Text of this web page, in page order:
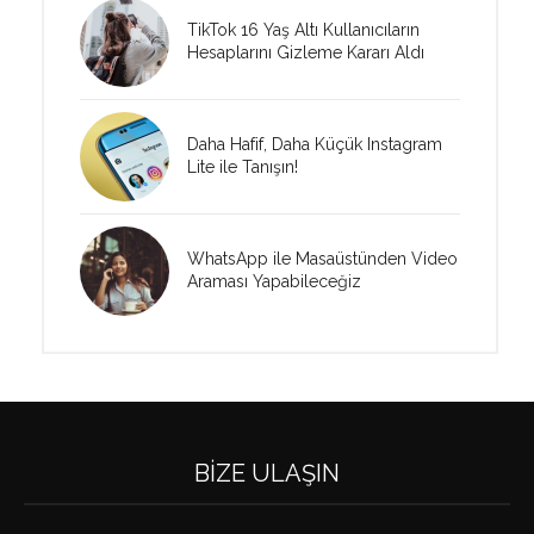
TikTok 16 Yaş Altı Kullanıcıların
Hesaplarını Gizleme Kararı Aldı
Daha Hafif, Daha Küçük Instagram
Lite ile Tanışın!
WhatsApp ile Masaüstünden Video
Araması Yapabileceğiz
BIZE ULAŞIN